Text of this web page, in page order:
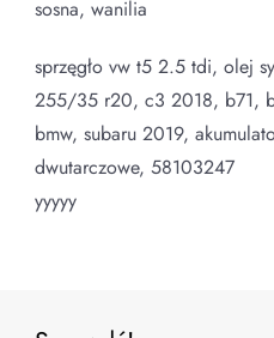
sosna, wanilia
sprzęgło vw t5 2.5 tdi, olej
255/35 r20, c3 2018, b71,
bmw, subaru 2019,
dwutarczowe, 58103247
yyyyy